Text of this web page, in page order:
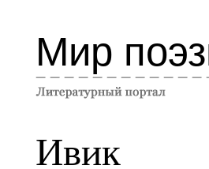
Мир
Ивик